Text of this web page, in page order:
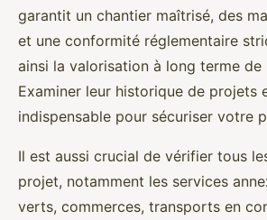
garantit un chantier maîtrisé, des
et une conformité réglementaire
ainsi la valorisation à long terme de
Examiner leur historique de projets
indispensable pour sécuriser votre
Il est aussi crucial de vérifier tous
projet, notamment les services
verts, commerces, transports en